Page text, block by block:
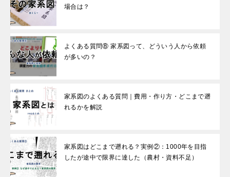
場合は？
よくある質問⑧ 家系図って、どういう人から依頼
が多いの？
家系図のよくある質問｜費用・作り方・どこまで遡
れるかを解説
家系図はどこまで遡れる？実例②：1000年を目指
したが途中で限界に達した（農村・資料不足）